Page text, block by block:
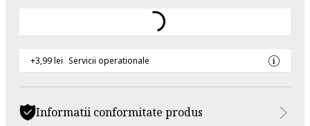
+3,99 lei Servicii operationale
Informatii conformitate produs